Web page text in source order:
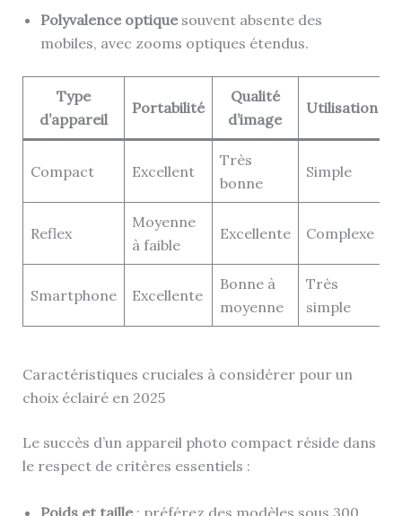
Polyvalence optiquesouvent absente des
mobiles, avec zooms optiques étendus.
Type
d’appareil
Portabilité
Qualité
d’image
Utilisation
Compact Excellent
Très
bonne
Simple
Reflex
Moyenne
à faible
Excellente Complexe
Smartphone Excellente
Bonne à
moyenne
Très
simple
Caractéristiques cruciales à considérer pour un
choix éclairé en 2025
Le succès d’un appareil photo compact réside dans
le respect de critères essentiels :
Poids et taille: préférez des modèles sous 300